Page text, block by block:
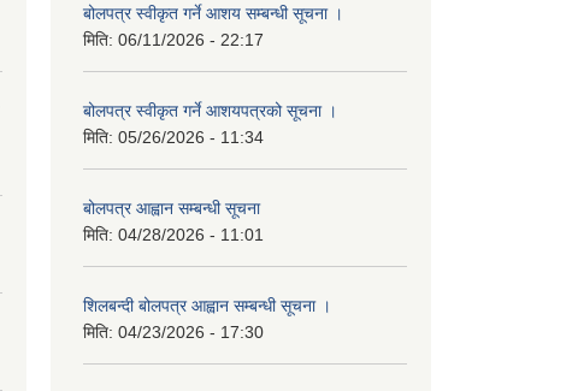
बोलपत्र स्वीकृत गर्ने आशय सम्बन्धी सूचना ।
मिति: 06/11/2026 - 22:17
बोलपत्र स्वीकृत गर्ने आशयपत्रको सूचना ।
मिति: 05/26/2026 - 11:34
बोलपत्र आह्वान सम्बन्धी सूचना
मिति: 04/28/2026 - 11:01
शिलबन्दी बोलपत्र आह्वान सम्बन्धी सूचना ।
मिति: 04/23/2026 - 17:30